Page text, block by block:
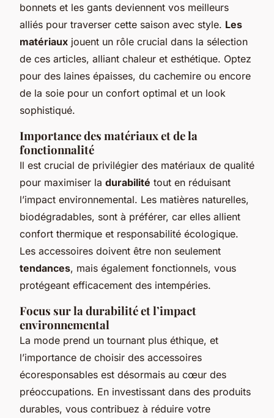
bonnets et les gants deviennent vos meilleurs
alliés pour traverser cette saison avec style. Les
matériaux jouent un rôle crucial dans la sélection
de ces articles, alliant chaleur et esthétique. Optez
pour des laines épaisses, du cachemire ou encore
de la soie pour un confort optimal et un look
sophistiqué.
Importance des matériaux et de la
fonctionnalité
Il est crucial de privilégier des matériaux de qualité
pour maximiser la durabilité tout en réduisant
l’impact environnemental. Les matières naturelles,
biodégradables, sont à préférer, car elles allient
confort thermique et responsabilité écologique.
Les accessoires doivent être non seulement
tendances, mais également fonctionnels, vous
protégeant efficacement des intempéries.
Focus sur la durabilité et l’impact
environnemental
La mode prend un tournant plus éthique, et
l’importance de choisir des accessoires
écoresponsables est désormais au cœur des
préoccupations. En investissant dans des produits
durables, vous contribuez à réduire votre